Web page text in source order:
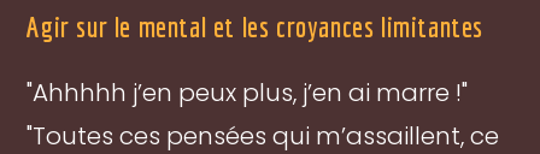
Agir sur le mental et les croyances limitantes
"Ahhhhh j’en peux plus, j’en ai marre !"
"Toutes ces pensées qui m’assaillent, ce